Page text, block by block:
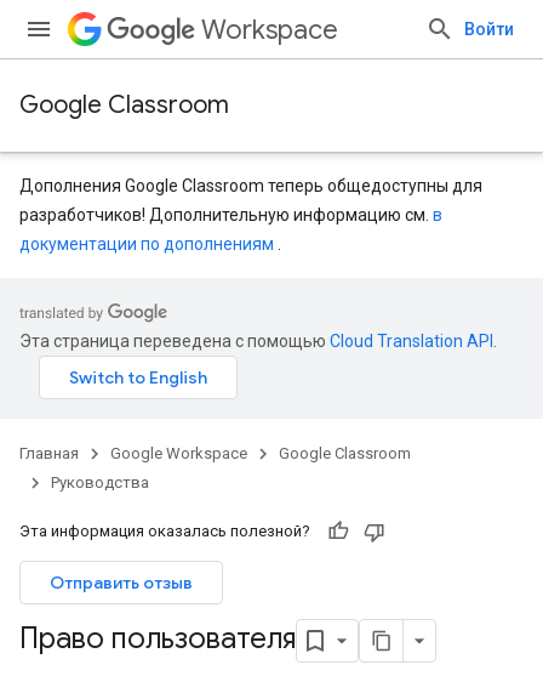
Workspace Войти
Google Classroom
Дополнения Google Classroom теперь общедоступны для
разработчиков! Дополнительную информацию см. в
документации по дополнениям
Эта страница переведена с помощью Cloud Translation API
Главная Google Workspace
Google Classroom
Руководства
Эта информация оказалась полезной?
Отправить отзыв
Право пользователя